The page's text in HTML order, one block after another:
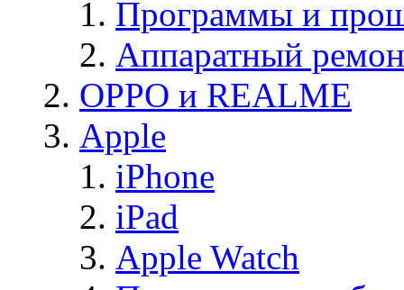
Программы и
Аппаратный
OPPO и REALME
Apple
iPhone
iPad
Apple Watch